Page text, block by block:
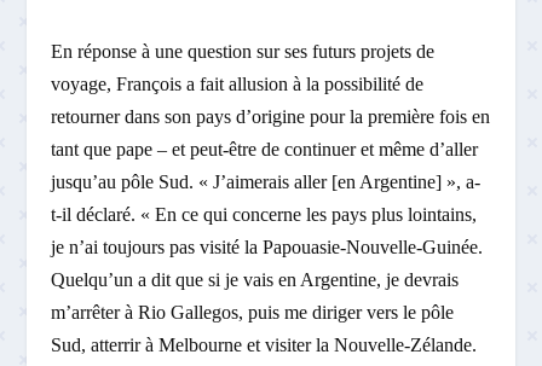
En réponse à une question sur ses futurs projets de
voyage, François a fait allusion à la possibilité de
retourner dans son pays d’origine pour la première fois en
tant que pape – et peut-être de continuer et même d’aller
jusqu’au pôle Sud. « J’aimerais aller [en Argentine] », a-
t-il déclaré. « En ce qui concerne les pays plus lointains,
je n’ai toujours pas visité la Papouasie-Nouvelle-Guinée.
Quelqu’un a dit que si je vais en Argentine, je devrais
m’arrêter à Rio Gallegos, puis me diriger vers le pôle
Sud, atterrir à Melbourne et visiter la Nouvelle-Zélande.